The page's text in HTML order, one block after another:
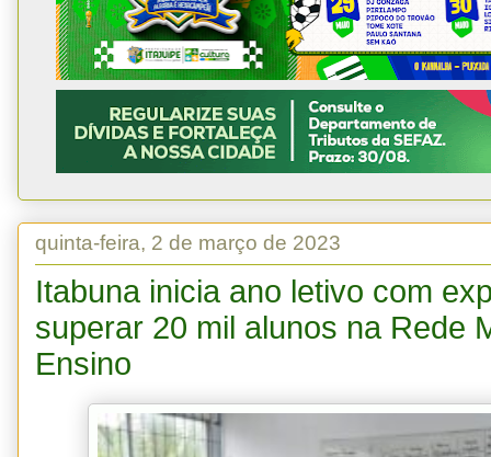
quinta-feira, 2 de março de 2023
Itabuna inicia ano letivo com
superar 20 mil alunos na Rede
Ensino